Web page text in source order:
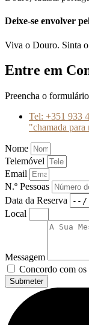
Deixe-se envolver
Viva o Douro. Sinta
Entre em
Preencha o
Tel: +351 933
"chamada
Nome
Telemóvel
Email
N.º Pessoas
Data da Reserva
Local
Messagem
Concordo com os
Submeter